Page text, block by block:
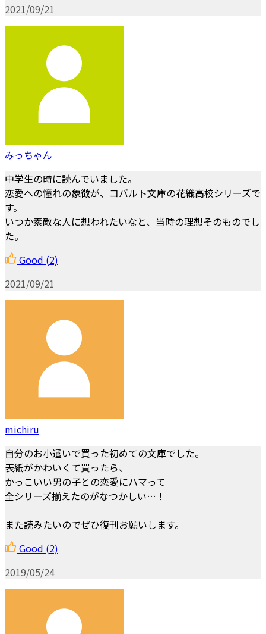
2021/09/21
みっちゃん
中学生の時に読んでいました。
恋愛への憧れの象徴が、コバルト文庫の花織高校シリーズで
す。
いつか素敵な人に想われたいなと、当時の理想そのものでし
た。
Good (2)
2021/09/21
michiru
自分のお小遣いで買った初めての文庫でした。
表紙がかわいくて買ったら、
かっこいい男の子との恋愛にハマって
全シリーズ揃えたのがなつかしい…！
また読みたいのでぜひ復刊お願いします。
Good (2)
2019/05/24